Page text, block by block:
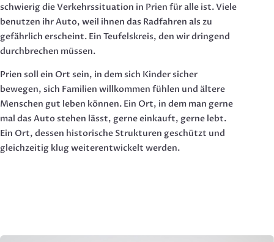
schwierig die Verkehrssituation in Prien für alle ist. Viele
benutzen ihr Auto, weil ihnen das Radfahren als zu
gefährlich erscheint. Ein Teufelskreis, den wir dringend
durchbrechen müssen.
Prien soll ein Ort sein, in dem sich Kinder sicher
bewegen, sich Familien willkommen fühlen und ältere
Menschen gut leben können. Ein Ort, in dem man gerne
mal das Auto stehen lässt, gerne einkauft, gerne lebt.
Ein Ort, dessen historische Strukturen geschützt und
gleichzeitig klug weiterentwickelt werden.